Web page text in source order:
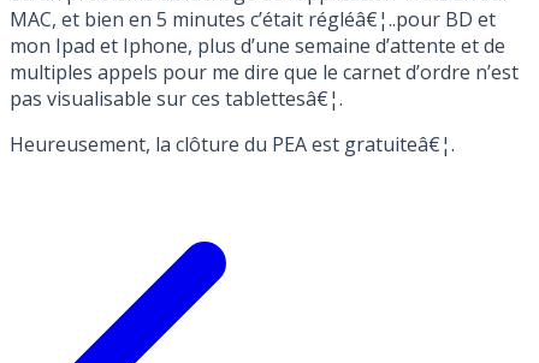
MAC, et bien en 5 minutes c’était régléâ€¦..pour BD et
mon Ipad et Iphone, plus d’une semaine d’attente et de
multiples appels pour me dire que le carnet d’ordre n’est
pas visualisable sur ces tablettesâ€¦.
Heureusement, la clôture du PEA est gratuiteâ€¦.